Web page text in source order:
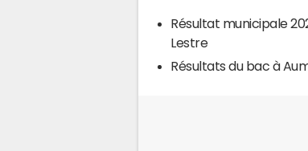
Résultat municipale
Lestre
Résultats du bac à